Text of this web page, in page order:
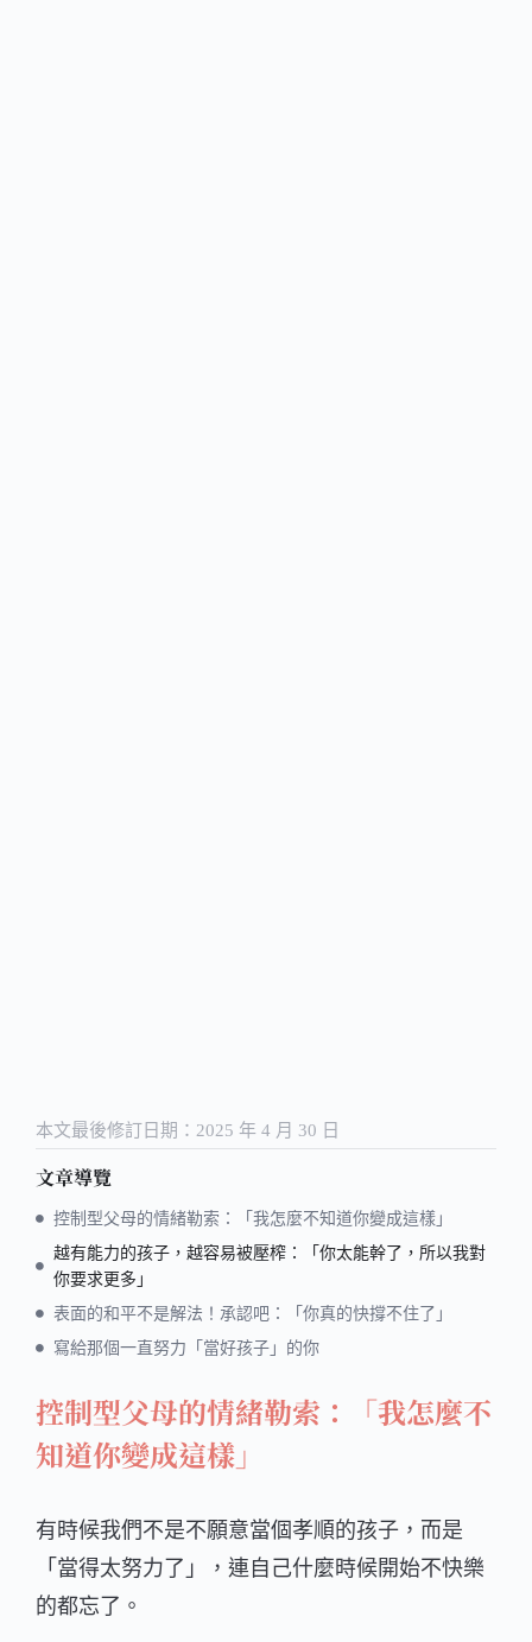
本文最後修訂日期：2025 年 4 月 30 日
文章導覽
控制型父母的情緒勒索：「我怎麼不知道你變成這樣」
越有能力的孩子，越容易被壓榨：「你太能幹了，所以我對
你要求更多」
表面的和平不是解法！承認吧：「你真的快撐不住了」
寫給那個一直努力「當好孩子」的你
控制型父母的情緒勒索：「我怎麼不
知道你變成這樣 」
有時候我們不是不願意當個孝順的孩子，而是
「當得太努力了」，連自己什麼時候開始不快樂
的都忘了。